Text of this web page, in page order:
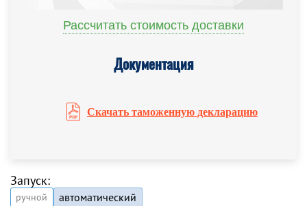
Рассчитать стоимость доставки
Документация
Скачать таможенную декларацию
Запуск:
ручной автоматический